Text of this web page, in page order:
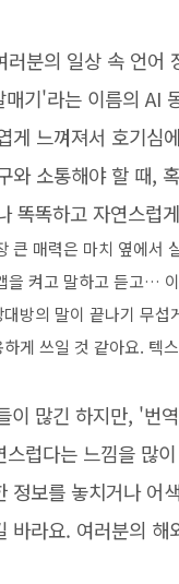
분의 일상 속 언어
기'라는 이름의 AI
게 느껴져서 호기
와 소통해야 할 때,
똑똑하고 자연스럽
큰 매력은 마치 옆에서
을 켜고 말하고 듣고…
방의 말이 끝나기 무
게 쓰일 것 같아요. 텍
이 많긴 하지만, '번
럽다는 느낌을 많
정보를 놓치거나 어
바라요. 여러분의